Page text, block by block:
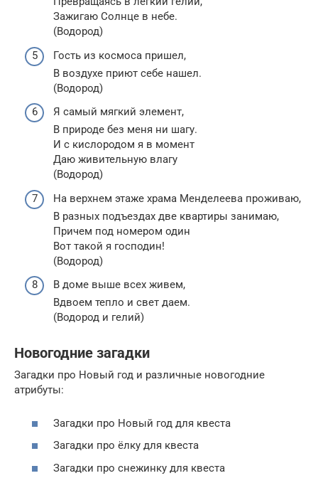
Зажигаю Солнце в небе.
(Водород)
Гость из космоса пришел,
В воздухе приют себе нашел.
(Водород)
Я самый мягкий элемент,
В природе без меня ни шагу.
И с кислородом я в момент
Даю живительную влагу
(Водород)
На верхнем этаже храма Менделеева проживаю,
В разных подъездах две квартиры занимаю,
Причем под номером один
Вот такой я господин!
(Водород)
В доме выше всех живем,
Вдвоем тепло и свет даем.
(Водород и гелий)
Новогодние загадки
Загадки про Новый год и различные новогодние
атрибуты:
Загадки про Новый год для квеста
Загадки про ёлку для квеста
Загадки про снежинку для квеста